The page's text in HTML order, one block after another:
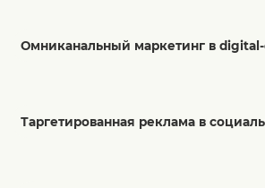
Омниканальный маркетинг в
Таргетированная реклама в